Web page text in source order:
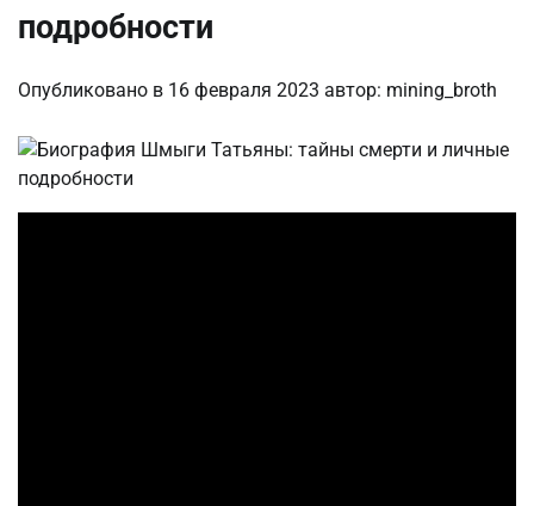
подробности
Опубликовано в 16 февраля 2023 автор: mining_broth